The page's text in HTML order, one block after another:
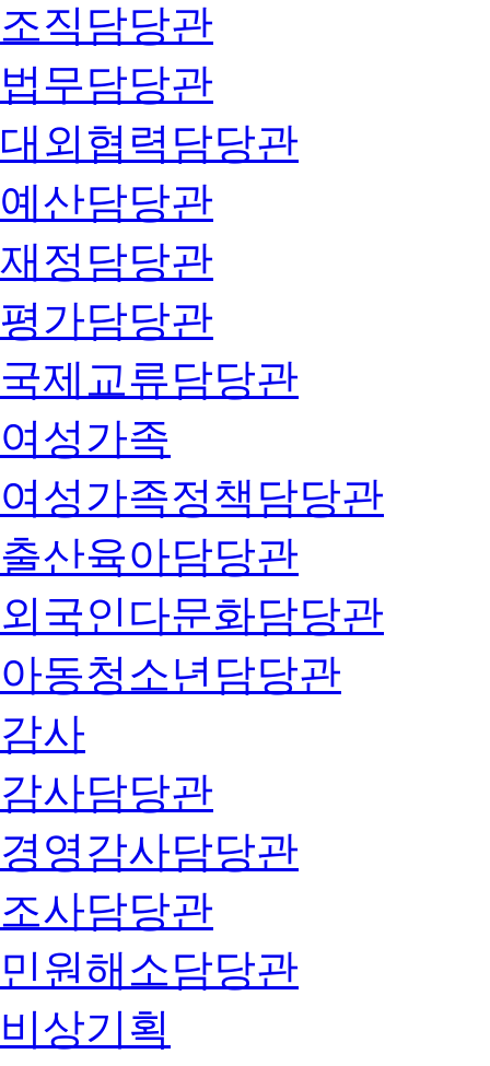
조직담당관
법무담당관
대외협력담당관
예산담당관
재정담당관
평가담당관
국제교류담당관
여성가족
여성가족정책담당관
출산육아담당관
외국인다문화담당관
아동청소년담당관
감사
감사담당관
경영감사담당관
조사담당관
민원해소담당관
비상기획